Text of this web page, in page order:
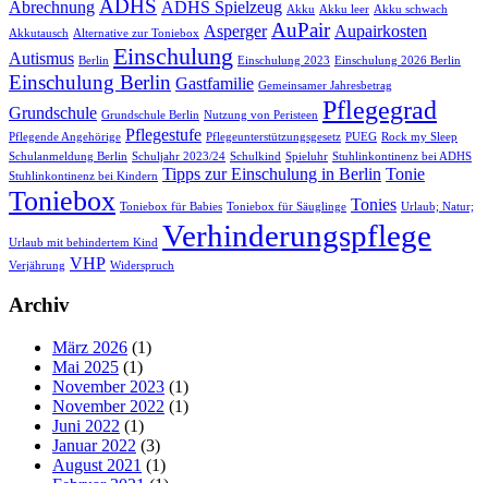
Abrechnung ADHS ADHS Spielzeug Akku Akku leer Akku schwach
Akkutausch Alternative zur Toniebox Asperger AuPair Aupairkosten
Autismus Berlin Einschulung Einschulung 2023 Einschulung 2026 Berlin
Einschulung Berlin Gastfamilie Gemeinsamer Jahresbetrag
Grundschule Grundschule Berlin Nutzung von Peristeen Pflegegrad
Pflegende Angehörige Pflegestufe Pflegeunterstützungsgesetz PUEG Rock my Sleep
Schulanmeldung Berlin Schuljahr 2023/24 Schulkind Spieluhr Stuhlinkontinenz bei ADHS
Stuhlinkontinenz bei Kindern Tipps zur Einschulung in Berlin Tonie
Toniebox Toniebox für Babies Toniebox für Säuglinge Tonies Urlaub; Natur;
Urlaub mit behindertem Kind Verhinderungspflege
Verjährung VHP Widerspruch
Archiv
März 2026 (1)
Mai 2025 (1)
November 2023 (1)
November 2022 (1)
Juni 2022 (1)
Januar 2022 (3)
August 2021 (1)